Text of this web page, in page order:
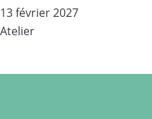
13 février 2027
Atelier